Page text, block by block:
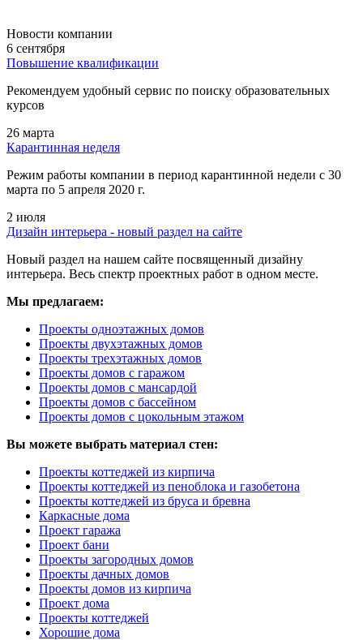
Новости компании
6 сентября
Повышение квалификации
Рекомендуем удобный сервис по поиску образовательных
курсов
26 марта
Карантинная неделя
Режим работы компании в период карантинной недели c 30
марта по 5 апреля 2020 г.
2 июля
Дизайн интерьера - новый раздел на сайте
Новый раздел на нашем сайте посвященный дизайну
интерьера. Весь спектр проектных работ в одном месте.
Мы предлагаем:
Проекты одноэтажных домов
Проекты двухэтажных домов
Проекты трехэтажных домов
Проекты домов с гаражом
Проекты домов с мансардой
Проекты домов с бассейном
Проекты домов с цокольным этажом
Вы можете выбрать материал стен:
Проекты коттеджей из кирпича
Проекты коттеджей из пеноблока и газобетона
Проекты коттеджей из бруса и бревна
Каркасные дома
Проект гаража
Проект бани
Проекты загородных домов
Проекты дачных домов
Проекты домов из кирпича
Проект дома
Проекты коттеджей
Хорошие дома